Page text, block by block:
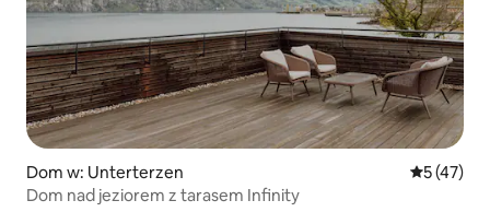
Dom w: Unterterzen Średnia
5 (47)
Dom nad jeziorem z tarasem Infinity